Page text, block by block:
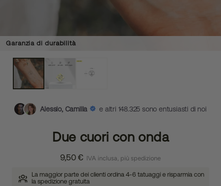
Garanzia di durabilità
Alessio, Camilla e altri 148.325 sono entusiasti di noi
Due cuori con onda
9,50 € IVA inclusa, più spedizione
La maggior parte dei clienti ordina 4-6 tatuaggi e risparmia con
la spedizione gratuita